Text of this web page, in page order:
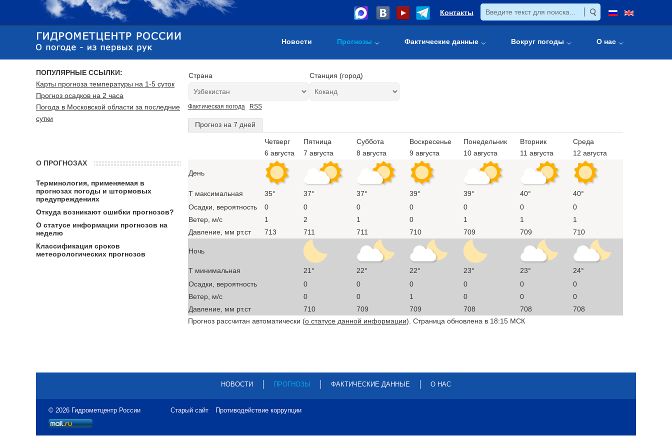
Контакты
Новости Прогнозы Фактические данные Вокруг погоды О нас
Страна Станция (город)
Фактическая погода RSS
Прогноз на 7 дней
Четверг
6 августа
Пятница
7 августа
Суббота
8 августа
Воскресенье
9 августа
Понедельник
10 августа
Вторник
11 августа
Среда
12 августа
День
T максимальная 35° 37° 37° 39° 39° 40°
40°
Осадки, вероятность
0 0 0 0 0 0
0
Ветер, м/с
1 2 1 0 1 1
1
Давление, мм рт.ст
713 711 711 710 709 709 710
Ночь
T минимальная 21° 22° 22° 23° 23°
24°
Осадки, вероятность
0 0 0 0 0
0
Ветер, м/с
0 0 1 0 0
0
Давление, мм рт.ст
710 709 709 708 708
708
Прогноз рассчитан автоматически (о статусе данной информации). Страница обновлена в 18:15 МСК
ПОПУЛЯРНЫЕ ССЫЛКИ:
Карты прогноза температуры на 1-5 суток
Прогноз осадков на 2 часа
Погода в Московской области за последние
сутки
О ПРОГНОЗАХ
Терминология, применяемая в
прогнозах погоды и штормовых
предупреждениях
Откуда возникают ошибки прогнозов?
О статусе информации прогнозов на
неделю
Классификация сроков
метеорологических прогнозов
НОВОСТИ ПРОГНОЗЫ ФАКТИЧЕСКИЕ ДАННЫЕ О НАС
© 2026 Гидрометцентр России Старый сайт Противодействие коррупции